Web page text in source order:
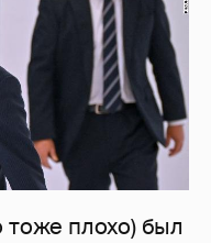
тоже плохо) был